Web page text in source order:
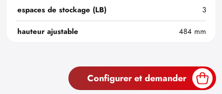
espaces de stockage (LB)
3
hauteur ajustable
484 mm
Configurer et demander